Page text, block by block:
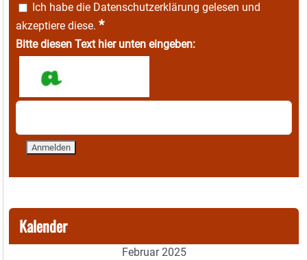
Ich habe die Datenschutzerklärung gelesen und
akzeptiere diese. *
Bitte diesen Text hier unten eingeben:
Kalender
Februar 2025